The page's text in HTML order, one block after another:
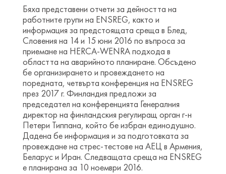
Бяха представени отчети за дейността на
работните групи на ENSREG, както и
информация за предстоящата среща в Блед,
Словения на 14 и 15 юни 2016 по въпроса за
приемане на HERCA-WENRA подхода в
областта на аварийното планиране. Обсъдено
бе организирането и провеждането на
поредната, четвърта конференция на ENSREG
през 2017 г. Финландия предложи за
председател на конференцията Генералния
директор на финландския регулиращ орган г-н
Петери Типпана, който бе избран единодушно.
Дадена бе информация и за подготовката за
провеждане на стрес-тестове на АЕЦ в Армения,
Беларус и Иран. Следващата среща на ENSREG
е планирана за 10 ноември 2016.